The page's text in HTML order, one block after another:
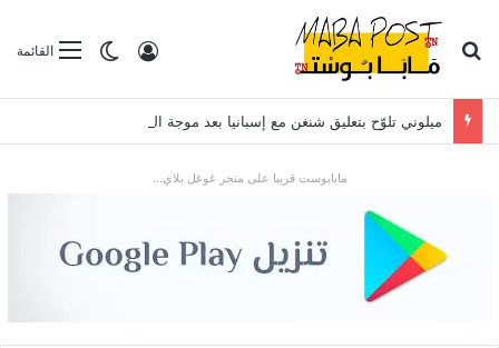
القائمةالوضع
تسجيل الدخول بحث عن
ميلوني تلوّح بتعليق شنغن مع إسبانيا بعد موجة الهجرة في سبتة
مابابوست قريبا على متجر غوغل بلاي...